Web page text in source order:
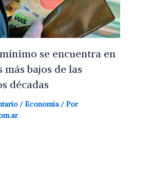
se encuentra en
más bajos de las
décadas
/ Economía / Por